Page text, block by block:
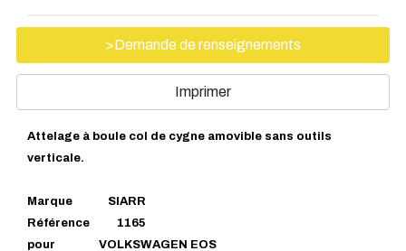
>Demande de renseignements
Imprimer
Attelage à boule col de cygne amovible sans outils
verticale.
Marque SIARR
Référence 1165
pour VOLKSWAGEN EOS